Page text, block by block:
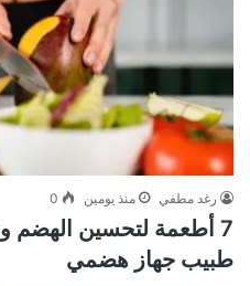
رغد مطفي منذ يومين 0
7 أطعمة لتحسين
طبيب جهاز هضمي